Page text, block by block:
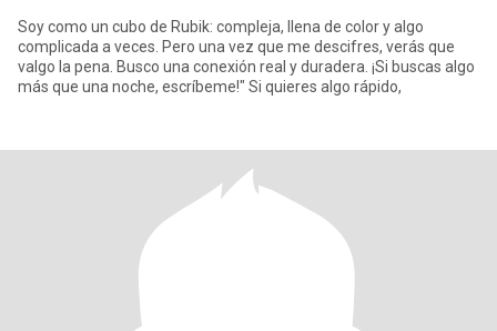
Soy como un cubo de Rubik: compleja, llena de color y algo
complicada a veces. Pero una vez que me descifres, verás que
valgo la pena. Busco una conexión real y duradera. ¡Si buscas algo
más que una noche, escríbeme!" Si quieres algo rápido,